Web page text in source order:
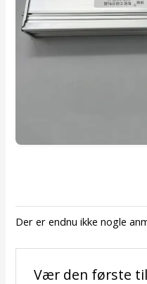
Der er endnu ikke nogle
Vær den første til